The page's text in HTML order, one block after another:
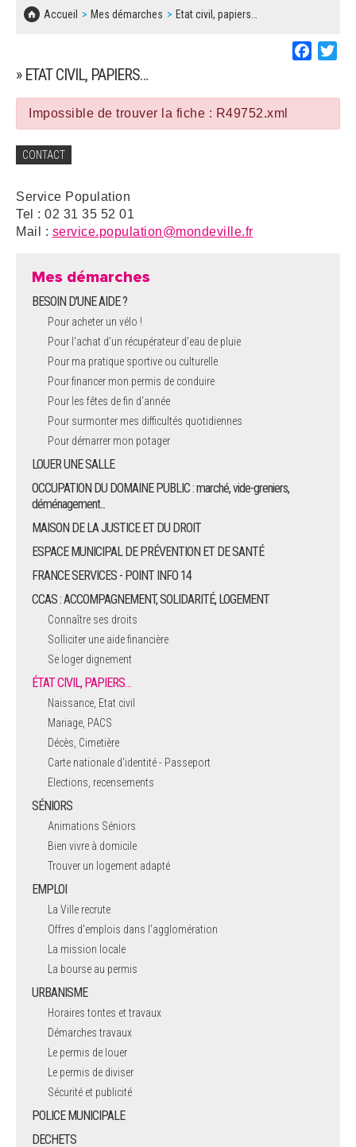
Accueil Mes démarches Etat civil, papiers…
» ETAT CIVIL, PAPIERS…
Impossible de trouver la fiche : R49752.xml
CONTACT
Service Population
Tel : 02 31 35 52 01
Mail : service.population@mondeville.fr
Mes démarches
BESOIN D'UNE AIDE ?
Pour acheter un vélo !
Pour l'achat d’un récupérateur d’eau de pluie
Pour ma pratique sportive ou culturelle
Pour financer mon permis de conduire
Pour les fêtes de fin d'année
Pour surmonter mes difficultés quotidiennes
Pour démarrer mon potager
LOUER UNE SALLE
OCCUPATION DU DOMAINE PUBLIC : marché, vide-greniers,
déménagement...
MAISON DE LA JUSTICE ET DU DROIT
ESPACE MUNICIPAL DE PRÉVENTION ET DE SANTÉ
FRANCE SERVICES - POINT INFO 14
CCAS : ACCOMPAGNEMENT, SOLIDARITÉ, LOGEMENT
Connaître ses droits
Solliciter une aide financière
Se loger dignement
ÉTAT CIVIL, PAPIERS…
Naissance, Etat civil
Mariage, PACS
Décès, Cimetière
Carte nationale d'identité - Passeport
Elections, recensements
SÉNIORS
Animations Séniors
Bien vivre à domicile
Trouver un logement adapté
EMPLOI
La Ville recrute
Offres d'emplois dans l'agglomération
La mission locale
La bourse au permis
URBANISME
Horaires tontes et travaux
Démarches travaux
Le permis de louer
Le permis de diviser
Sécurité et publicité
POLICE MUNICIPALE
DECHETS
CONCERTATIONS PUBLIQUES
SOLIDARITÉ, LOGEMENT
SÉNIORS
EMPLOI
URBANISME
POLICE MUNICIPALE
BESOIN D'UNE AIDE ?
LES ASSOCIATIONS
MARCHÉS PUBLICS
DOCUMENT D'INFORMATION COMMUNAL
SUR LES RISQUES MAJEURS
REGLEMENT LOCAL DE PUBLICITÉ
DECLARATION DE DEMARCHAGE
DOSSIER DE DEMANDE DE SUBVENTION
DEMANDE DE PRÊT DE MATERIEL
FICHE D'ORGANISATION MANIFESTATION
PLAN D'ACTION MUNICIPAL
ARRÊTÉS MUNICIPAUX